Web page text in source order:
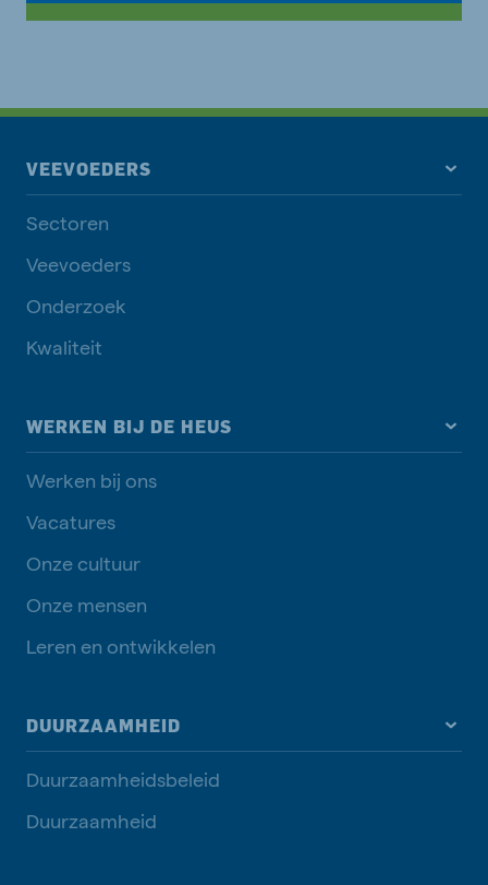
VEEVOEDERS
Sectoren
Veevoeders
Onderzoek
Kwaliteit
WERKEN BIJ DE HEUS
Werken bij ons
Vacatures
Onze cultuur
Onze mensen
Leren en ontwikkelen
DUURZAAMHEID
Duurzaamheidsbeleid
Duurzaamheid